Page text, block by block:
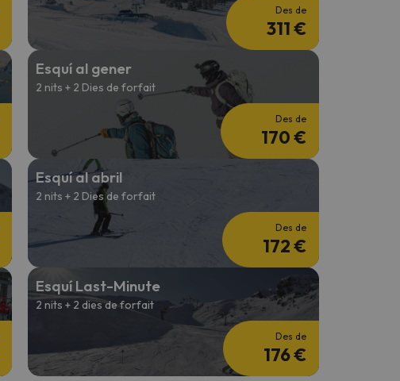
Des de
311 €
Esquí al gener
2 nits + 2 Dies de forfait
Des de
170 €
Esquí al abril
2 nits + 2 Dies de forfait
Des de
172 €
Esquí Last-Minute
2 nits + 2 dies de forfait
Des de
176 €